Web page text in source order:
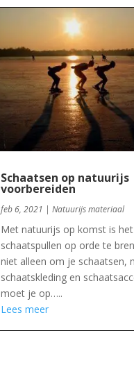
Schaatsen op natuurijs
voorbereiden
feb 6, 2021 |Natuurijs materiaal
Met natuurijs op komst is
schaatspullen op orde te
niet alleen om je schaatsen,
schaatskleding en
moet je op…..
Lees meer